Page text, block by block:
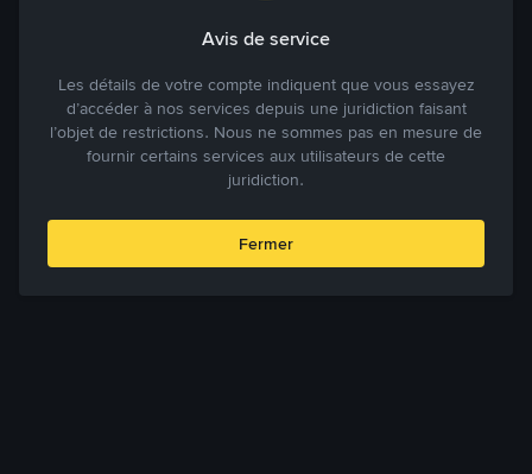
Avis de service
Les détails de votre compte indiquent que vous essayez
d’accéder à nos services depuis une juridiction faisant
l’objet de restrictions. Nous ne sommes pas en mesure de
fournir certains services aux utilisateurs de cette
juridiction.
Fermer